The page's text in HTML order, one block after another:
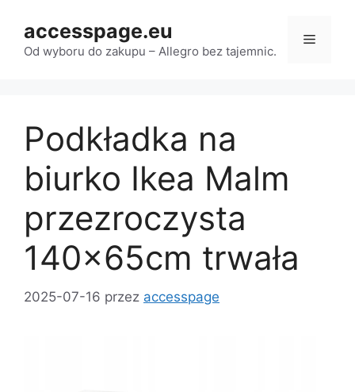
treści
accesspage.eu
Od wyboru do zakupu – Allegro bez tajemnic.
Menu
Podkładka na
biurko Ikea Malm
przezroczysta
140x65cm trwała
2025-07-16 przez accesspage